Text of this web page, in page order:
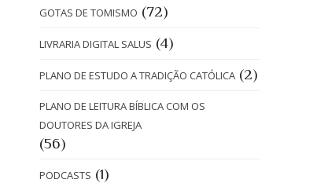
GOTAS DE TOMISMO (72)
LIVRARIA DIGITAL SALUS (4)
PLANO DE ESTUDO A TRADIÇÃO CATÓLICA (2)
PLANO DE LEITURA BÍBLICA COM OS
DOUTORES DA IGREJA
(56)
PODCASTS (1)